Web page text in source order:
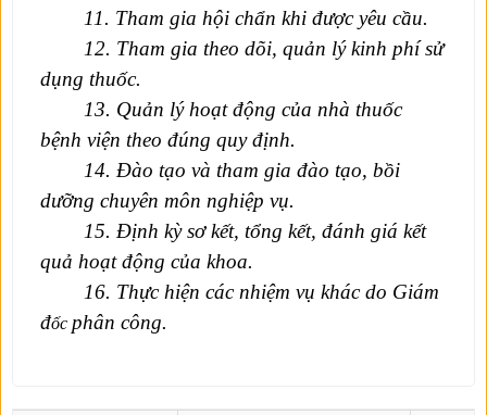
11. Tham gia hội chẩn khi được yêu cầu.
12. Tham gia theo dõi, quản lý kinh phí sử
dụng thuốc.
13. Quản lý hoạt động của nhà thuốc
bệnh viện theo đúng quy định.
14. Đào tạo và tham gia đào tạo, bồi
dưỡng chuyên môn nghiệp vụ.
15. Định kỳ sơ kết, tổng kết, đánh giá kết
quả hoạt động của khoa.
16. Thực hiện các nhiệm vụ khác do Giám
đốc phân công.